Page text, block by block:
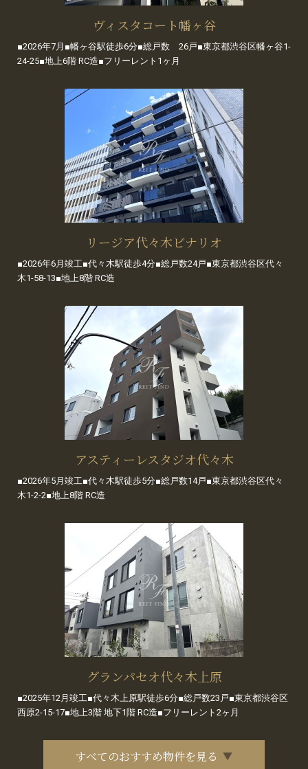
ヴィスタコート幡ヶ谷
■2026年7月■幡ヶ谷駅徒歩6分■総戸数 26戸■東京都渋谷区幡ヶ谷1-
24-25■地上6階 RC造■フリーレント1ヶ月
リージア代々木ビナリオ
■2026年6月竣工■代々木駅徒歩4分■総戸数24戸■東京都渋谷区代々
木1-58-13■地上8階 RC造
アスティーレスタジオ代々木
■2026年5月竣工■代々木駅徒歩5分■総戸数14戸■東京都渋谷区代々
木1-2-2■地上8階 RC造
グランパセオ代々木上原
■2025年12月竣工■代々木上原駅徒歩6分■総戸数23戸■東京都渋谷区
西原2-15-17■地上3階 地下1階 RC造■フリーレント2ヶ月
すべてのおすすめ物件を見る